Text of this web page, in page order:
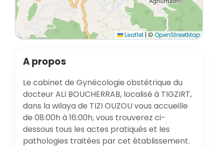
Leaflet| © OpenStreetMap
A propos
Le cabinet de Gynécologie obstétrique du
docteur ALI BOUCHERRAB, localisé à TIGZIRT,
dans la wilaya de TIZI OUZOU vous accueille
de 08:00h à 16:00h, vous trouverez ci-
dessous tous les actes pratiqués et les
pathologies traitées par cet établissement.